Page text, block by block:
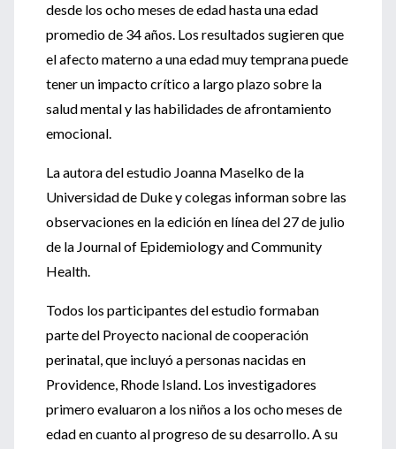
desde los ocho meses de edad hasta una edad
promedio de 34 años. Los resultados sugieren que
el afecto materno a una edad muy temprana puede
tener un impacto crítico a largo plazo sobre la
salud mental y las habilidades de afrontamiento
emocional.
La autora del estudio Joanna Maselko de la
Universidad de Duke y colegas informan sobre las
observaciones en la edición en línea del 27 de julio
de la Journal of Epidemiology and Community
Health.
Todos los participantes del estudio formaban
parte del Proyecto nacional de cooperación
perinatal, que incluyó a personas nacidas en
Providence, Rhode Island. Los investigadores
primero evaluaron a los niños a los ocho meses de
edad en cuanto al progreso de su desarrollo. A su